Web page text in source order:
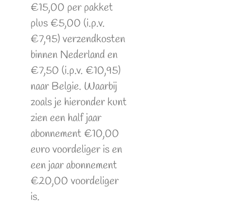
€15,00 per pakket
plus €5,00 (i.p.v.
€7,95) verzendkosten
binnen Nederland en
€7,50 (i.p.v. €10,95)
naar Belgie. Waarbij
zoals je hieronder kunt
zien een half jaar
abonnement €10,00
euro voordeliger is en
een jaar abonnement
€20,00 voordeliger
is.